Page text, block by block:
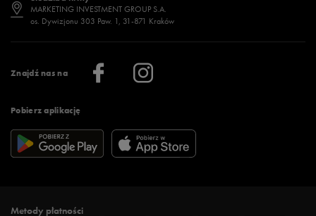
Znajdź nas na
Pobierz aplikację
Regulamin sklepu 50 style
Regulamin aplikacji 50 style
Więcej regulaminów >
Jak wybrać buty na zimę?
Więcej >
Stylizacje damskie
Sklepy stacjonarne
Klub 50 style
Praca
Informacje o firmie
MARKETING INVESTMENT GROUP S.A.
os. Dywizjonu 303 Paw. 1, 31-871 Kraków
Metody płatności